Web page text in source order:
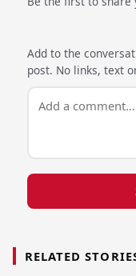
Add to the
post. No links, text
RELATED